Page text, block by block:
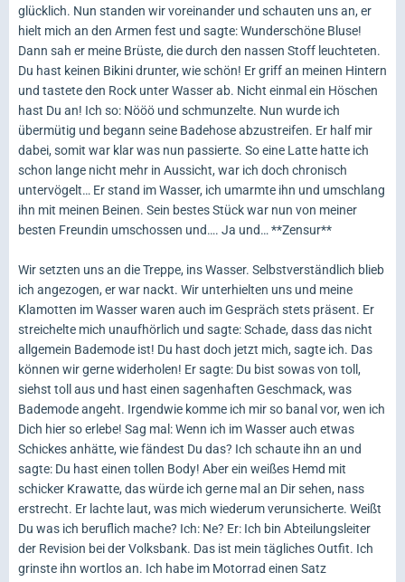
glücklich. Nun standen wir voreinander und schauten uns an, er
hielt mich an den Armen fest und sagte: Wunderschöne Bluse!
Dann sah er meine Brüste, die durch den nassen Stoff leuchteten.
Du hast keinen Bikini drunter, wie schön! Er griff an meinen Hintern
und tastete den Rock unter Wasser ab. Nicht einmal ein Höschen
hast Du an! Ich so: Nööö und schmunzelte. Nun wurde ich
übermütig und begann seine Badehose abzustreifen. Er half mir
dabei, somit war klar was nun passierte. So eine Latte hatte ich
schon lange nicht mehr in Aussicht, war ich doch chronisch
untervögelt… Er stand im Wasser, ich umarmte ihn und umschlang
ihn mit meinen Beinen. Sein bestes Stück war nun von meiner
besten Freundin umschossen und…. Ja und… **Zensur**
Wir setzten uns an die Treppe, ins Wasser. Selbstverständlich blieb
ich angezogen, er war nackt. Wir unterhielten uns und meine
Klamotten im Wasser waren auch im Gespräch stets präsent. Er
streichelte mich unaufhörlich und sagte: Schade, dass das nicht
allgemein Bademode ist! Du hast doch jetzt mich, sagte ich. Das
können wir gerne widerholen! Er sagte: Du bist sowas von toll,
siehst toll aus und hast einen sagenhaften Geschmack, was
Bademode angeht. Irgendwie komme ich mir so banal vor, wen ich
Dich hier so erlebe! Sag mal: Wenn ich im Wasser auch etwas
Schickes anhätte, wie fändest Du das? Ich schaute ihn an und
sagte: Du hast einen tollen Body! Aber ein weißes Hemd mit
schicker Krawatte, das würde ich gerne mal an Dir sehen, nass
erstrecht. Er lachte laut, was mich wiederum verunsicherte. Weißt
Du was ich beruflich mache? Ich: Ne? Er: Ich bin Abteilungsleiter
der Revision bei der Volksbank. Das ist mein tägliches Outfit. Ich
grinste ihn wortlos an. Ich habe im Motorrad einen Satz